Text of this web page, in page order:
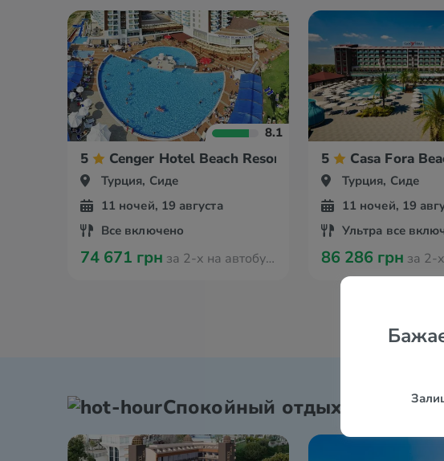
8.1
5 Cenger Hotel Beach Resort & Spa
Турция, Сиде
11 ночей, 19 августа
Все включено
74 671 грн за 2-х на автобусе из Одессы
5 Casa Fora
Турция, Сиде
11 ночей, 19
Ультра все
86 286 грн за 2-х на
Спокойный отдых